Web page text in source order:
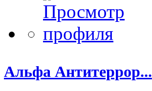
Альфа Антитеррор...